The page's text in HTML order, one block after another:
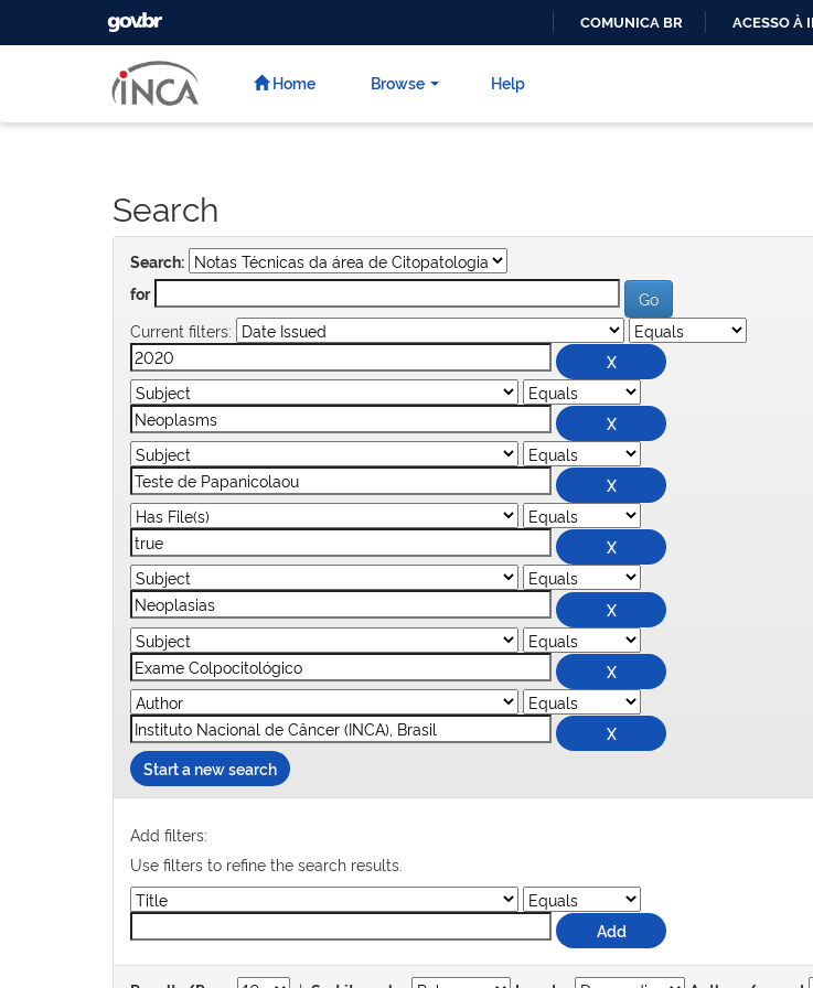
GOVBR
COMUNICA BR ACESSO À
Home Browse Help
Search
Search:
for
Current filters:
Start a new search
Add filters:
Use filters to refine the search results.